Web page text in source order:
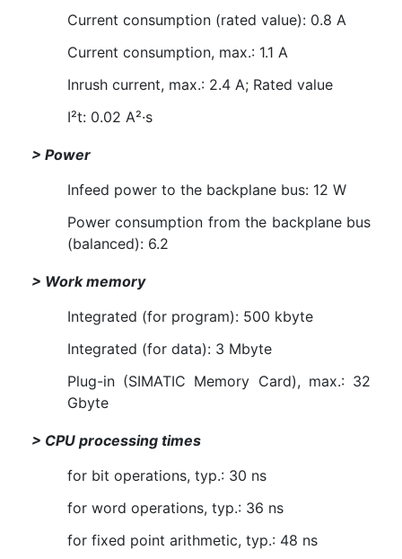
Current consumption (rated value): 0.8 A
Current consumption, max.: 1.1 A
Inrush current, max.: 2.4 A; Rated value
I²t: 0.02 A²·s
> Power
Infeed power to the backplane bus: 12 W
Power consumption from the backplane bus
(balanced): 6.2
> Work memory
Integrated (for program): 500 kbyte
Integrated (for data): 3 Mbyte
Plug-in (SIMATIC Memory Card), max.: 32
Gbyte
> CPU processing times
for bit operations, typ.: 30 ns
for word operations, typ.: 36 ns
for fixed point arithmetic, typ.: 48 ns